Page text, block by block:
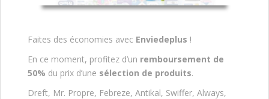
Faites des économies avec Enviedeplus !
En ce moment, profitez d’un remboursement de
50% du prix d’une sélection de produits.
Dreft, Mr. Propre, Febreze, Antikal, Swiffer, Always,